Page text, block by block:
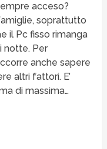
acceso?
soprattutto
il Pc fisso rimanga
notte. Per
anche sapere
altri fattori. E’
di massima…